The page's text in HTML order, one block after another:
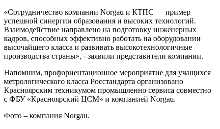
«Сотрудничество компании Norgau и КТПС — пример
успешной синергии образования и высоких технологий.
Взаимодействие направлено на подготовку инженерных
кадров, способных эффективно работать на оборудовании
высочайшего класса и развивать высокотехнологичные
производства страны», - заявили представители компании.
Напомним, профориентационное мероприятие для учащихся
метрологического класса Росстандарта организовано
Красноярским техникумом промышленно сервиса совместно
с ФБУ «Красноярский ЦСМ» и компанией Norgau.
Фото – компания Norgau.